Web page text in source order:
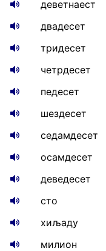
деветнаест
двадесет
тридесет
четрдесет
педесет
шездесет
седамдесет
осамдесет
деведесет
сто
хиљаду
милион